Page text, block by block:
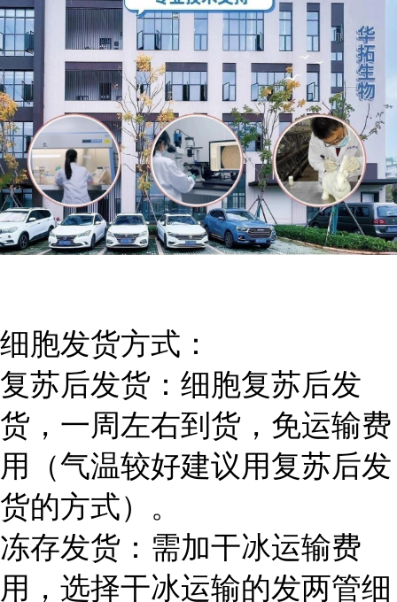
细胞发货方式：
复苏后发货：细胞复苏后发
货，一周左右到货，免运输费
用（气温较好建议用复苏后发
货的方式）。
冻存发货：需加干冰运输费
用，选择干冰运输的发两管细